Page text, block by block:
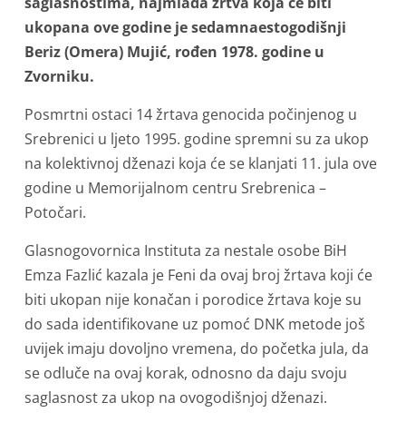
ukopana ove godine je sedamnaestogodišnji
Beriz (Omera) Mujić, rođen 1978. godine u
Zvorniku.
Posmrtni ostaci 14 žrtava genocida počinjenog u
Srebrenici u ljeto 1995. godine spremni su za ukop
na kolektivnoj dženazi koja će se klanjati 11. jula ove
godine u Memorijalnom centru Srebrenica –
Potočari.
Glasnogovornica Instituta za nestale osobe BiH
Emza Fazlić kazala je Feni da ovaj broj žrtava koji će
biti ukopan nije konačan i porodice žrtava koje su
do sada identifikovane uz pomoć DNK metode još
uvijek imaju dovoljno vremena, do početka jula, da
se odluče na ovaj korak, odnosno da daju svoju
saglasnost za ukop na ovogodišnjoj dženazi.